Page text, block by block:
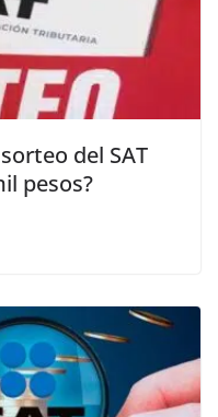
del SAT
pesos?